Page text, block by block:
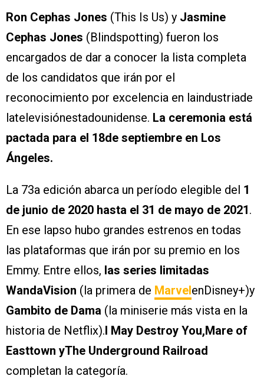
Ron Cephas Jones (This Is Us) y Jasmine
Cephas Jones (Blindspotting) fueron los
encargados de dar a conocer la lista completa
de los candidatos que irán por el
reconocimiento por excelencia en laindustriade
latelevisiónestadounidense. La ceremonia está
pactada para el 18de septiembre en Los
Ángeles.
La 73a edición abarca un período elegible del 1
de junio de 2020 hasta el 31 de mayo de 2021 .
En ese lapso hubo grandes estrenos en todas
las plataformas que irán por su premio en los
Emmy. Entre ellos, las series limitadas
WandaVision (la primera de Marvel enDisney+)y
Gambito de Dama (la miniserie más vista en la
historia de Netflix). I May Destroy You,Mare of
Easttown yThe Underground Railroad
completan la categoría.